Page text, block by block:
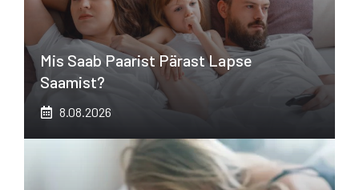
Mis Saab Paarist Pärast Lapse
Saamist?
8.08.2026